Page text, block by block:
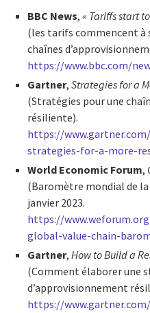
BBC News, « Tariffs start
(les tarifs commencent à
chaînes
https://www.bbc.com/
Gartner, Strategies for a
(Stratégies pour une
résiliente).
https://
strategies-for-a-more-
World Economic Forum,
(Baromètre mondial de
janvier 2023.
https://
global-value-chain-
Gartner, How to Build a
(Comment élaborer une
d’approvisionnement
https://